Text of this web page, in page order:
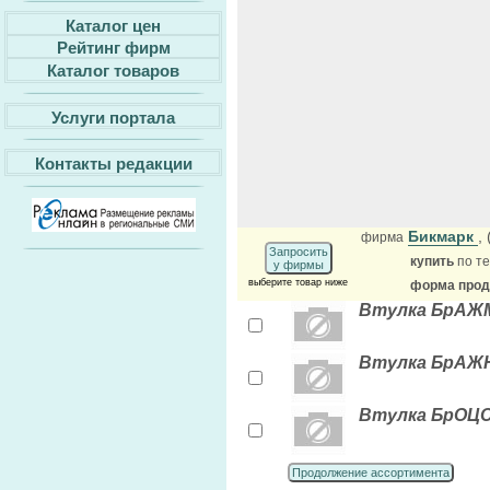
Каталог цен
Рейтинг фирм
Каталог товаров
Услуги портала
Контакты редакции
Запросить
у фирмы
выберите товар ниже
фирма Бикмарк
купить по
форма
Втулка
Втулка
Втулка
Продолжение ассортимента